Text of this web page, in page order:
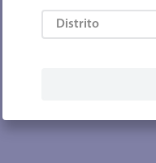
Distrito